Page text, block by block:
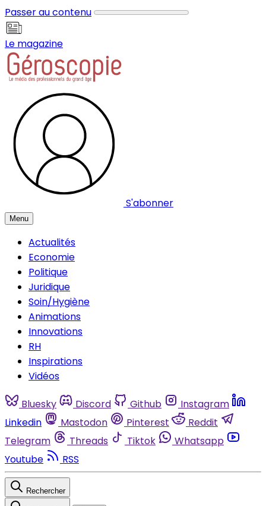
Passer au contenu
Le magazine
S'abonner
Menu
Actualités
Economie
Politique
Juridique
Soin/Hygiène
Animations
Innovations
RH
Inspirations
Vidéos
Bluesky Discord Github
Instagram
Linkedin
Mastodon Pinterest
Reddit
Telegram
Threads Tiktok
Whatsapp
Youtube
RSS
Rechercher
Panneau de gestion des cookies